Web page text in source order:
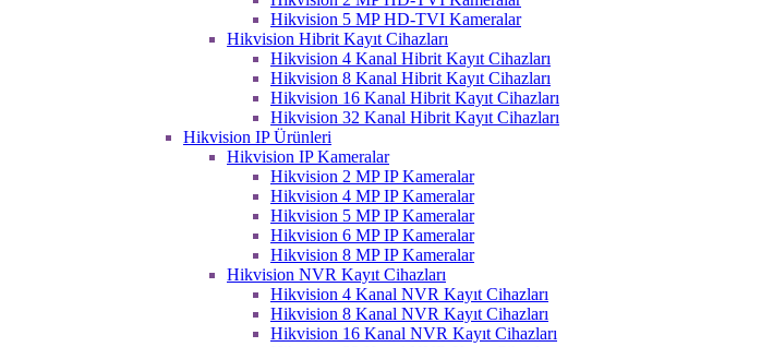
Hikvision 5 MP HD-TVI Kameralar
Hikvision Hibrit Kayıt Cihazları
Hikvision 4 Kanal Hibrit Kayıt Cihazları
Hikvision 8 Kanal Hibrit Kayıt Cihazları
Hikvision 16 Kanal Hibrit Kayıt Cihazları
Hikvision 32 Kanal Hibrit Kayıt Cihazları
Hikvision IP Ürünleri
Hikvision IP Kameralar
Hikvision 2 MP IP Kameralar
Hikvision 4 MP IP Kameralar
Hikvision 5 MP IP Kameralar
Hikvision 6 MP IP Kameralar
Hikvision 8 MP IP Kameralar
Hikvision NVR Kayıt Cihazları
Hikvision 4 Kanal NVR Kayıt Cihazları
Hikvision 8 Kanal NVR Kayıt Cihazları
Hikvision 16 Kanal NVR Kayıt Cihazları